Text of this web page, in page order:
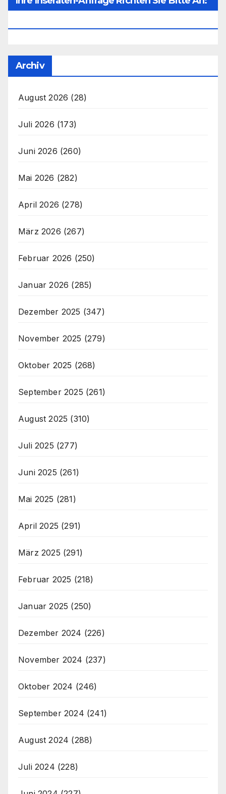
Archiv
August 2026 (28)
Juli 2026 (173)
Juni 2026 (260)
Mai 2026 (282)
April 2026 (278)
März 2026 (267)
Februar 2026 (250)
Januar 2026 (285)
Dezember 2025 (347)
November 2025 (279)
Oktober 2025 (268)
September 2025 (261)
August 2025 (310)
Juli 2025 (277)
Juni 2025 (261)
Mai 2025 (281)
April 2025 (291)
März 2025 (291)
Februar 2025 (218)
Januar 2025 (250)
Dezember 2024 (226)
November 2024 (237)
Oktober 2024 (246)
September 2024 (241)
August 2024 (288)
Juli 2024 (228)